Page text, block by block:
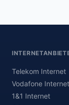
Telekom Internet
Vodafone Internet
1&1 Internet